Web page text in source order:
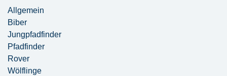
Allgemein
Biber
Jungpfadfinder
Pfadfinder
Rover
Wölflinge